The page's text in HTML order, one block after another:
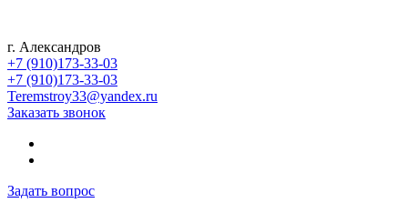
г. Александров
+7 (910)173-33-03
+7 (910)173-33-03
Teremstroy33@yandex.ru
Заказать звонок
Задать вопрос